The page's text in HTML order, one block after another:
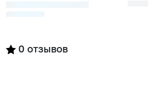
0 отзывов